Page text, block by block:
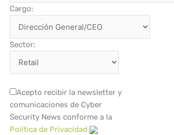
Cargo:
Sector:
Acepto recibir la newsletter y
comunicaciones de Cyber
Security News conforme a la
Política de Privacidad